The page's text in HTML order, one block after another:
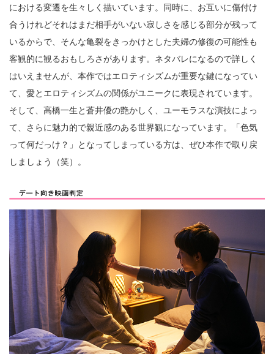
における変遷を生々しく描いています。同時に、お互いに傷付け
合うけれどそれはまだ相手がいない寂しさを感じる部分が残って
いるからで、そんな亀裂をきっかけとした夫婦の修復の可能性も
客観的に観るおもしろさがあります。ネタバレになるので詳しく
はいえませんが、本作ではエロティシズムが重要な鍵になってい
て、愛とエロティシズムの関係がユニークに表現されています。
そして、高橋一生と蒼井優の艶かしく、ユーモラスな演技によっ
て、さらに魅力的で親近感のある世界観になっています。「色気
って何だっけ？」となってしまっている方は、ぜひ本作で取り戻
しましょう（笑）。